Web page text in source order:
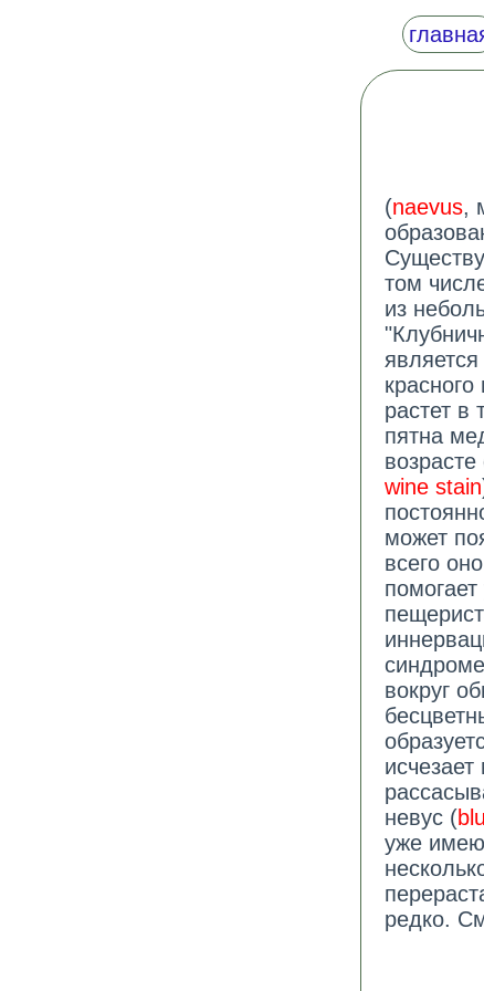
(naevus,
том
из
растет в
пятна
wine stain
может
всего
вокруг
невус (
уже
редко.